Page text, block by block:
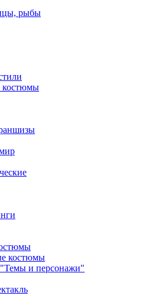
рыбы
костюмы
костюмы
"Темы и персонажи"